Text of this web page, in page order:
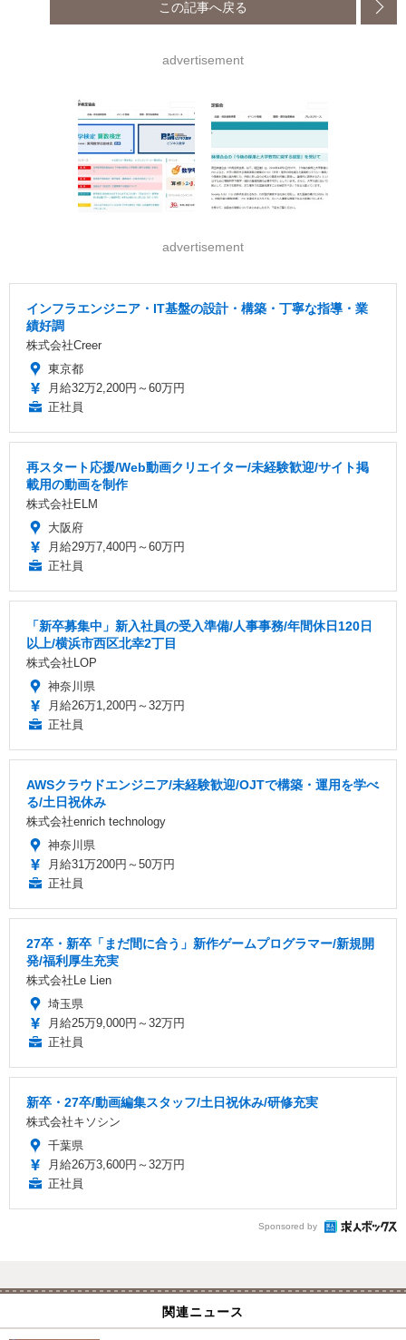
この記事へ戻る
advertisement
advertisement
インフラエンジニア・IT基盤の設計・構築・丁寧な指導・業
績好調
株式会社Creer
東京都
月給32万2,200円～60万円
正社員
再スタート応援/Web動画クリエイター/未経験歓迎/サイト掲
載用の動画を制作
株式会社ELM
大阪府
月給29万7,400円～60万円
正社員
「新卒募集中」新入社員の受入準備/人事事務/年間休日120日
以上/横浜市西区北幸2丁目
株式会社LOP
神奈川県
月給26万1,200円～32万円
正社員
AWSクラウドエンジニア/未経験歓迎/OJTで構築・運用を学べ
る/土日祝休み
株式会社enrich technology
神奈川県
月給31万200円～50万円
正社員
27卒・新卒「まだ間に合う」新作ゲームプログラマー/新規開
発/福利厚生充実
株式会社Le Lien
埼玉県
月給25万9,000円～32万円
正社員
新卒・27卒/動画編集スタッフ/土日祝休み/研修充実
株式会社キソシン
千葉県
月給26万3,600円～32万円
正社員
Sponsored by
関連ニュース